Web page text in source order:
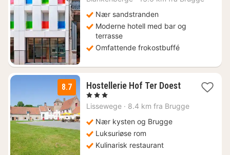
fra
1755
kr.
Nær sandstranden
Moderne hotell med bar og
terrasse
Omfattende frokostbuffé
8.7 Hostellerie Hof Ter Doest1
fra
1705
, 3 Stjerner
Lissewege · 8.4 km fra Brugge
Nær kysten og Brugge
Luksuriøse rom
Kulinarisk restaurant